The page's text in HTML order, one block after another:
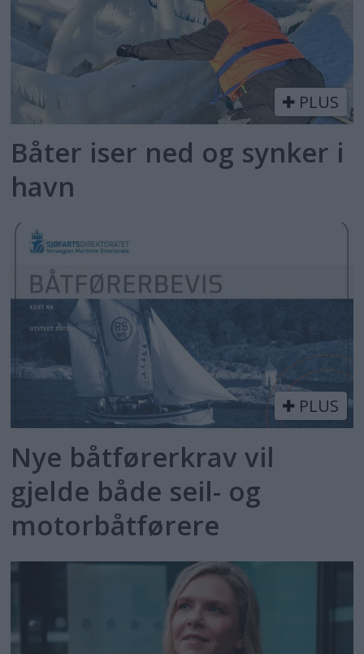
PLUS
Båter iser ned og synker i
havn
PLUS
Nye båtførerkrav vil
gjelde både seil- og
motorbåtførere